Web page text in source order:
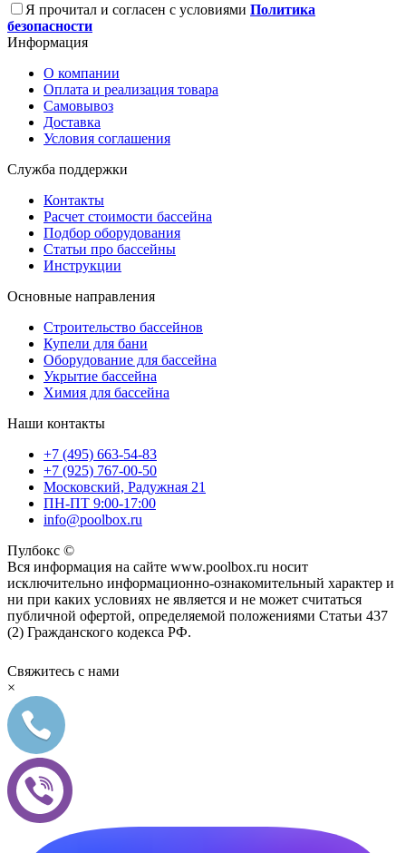
Я прочитал и согласен с условиями Политика
безопасности
Информация
О компании
Оплата и реализация товара
Самовывоз
Доставка
Условия соглашения
Служба поддержки
Контакты
Расчет стоимости бассейна
Подбор оборудования
Статьи про бассейны
Инструкции
Основные направления
Строительство бассейнов
Купели для бани
Оборудование для бассейна
Укрытие бассейна
Химия для бассейна
Наши контакты
+7 (495) 663-54-83
+7 (925) 767-00-50
Московский, Радужная 21
ПН-ПТ 9:00-17:00
info@poolbox.ru
Пулбокс ©
Вся информация на сайте www.poolbox.ru носит
исключительно информационно-ознакомительный характер и
ни при каких условиях не является и не может считаться
публичной офертой, определяемой положениями Статьи 437
(2) Гражданского кодекса РФ.
Свяжитесь с нами
×